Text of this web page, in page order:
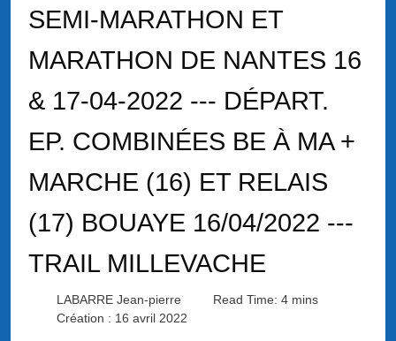
SEMI-MARATHON ET
MARATHON DE NANTES 16
& 17-04-2022 --- DÉPART.
EP. COMBINÉES BE À MA +
MARCHE (16) ET RELAIS
(17) BOUAYE 16/04/2022 ---
TRAIL MILLEVACHE
LABARRE Jean-pierre
Read Time: 4 mins
Création : 16 avril 2022